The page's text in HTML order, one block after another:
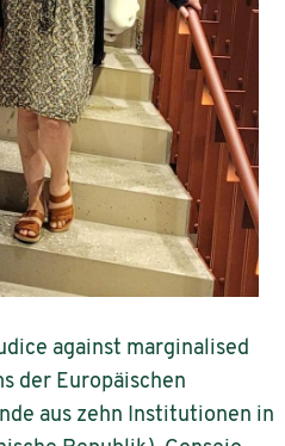
against marginalised
der Europäischen
aus zehn Institutionen in